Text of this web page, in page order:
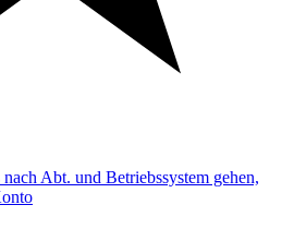
Abt. und Betriebssystem gehen,